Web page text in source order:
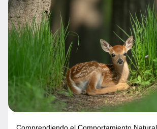
Comprendiendo el Comportamiento